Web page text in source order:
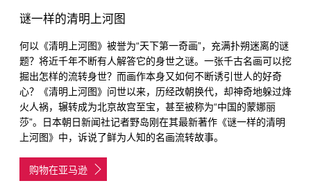
谜一样的清明上河图
何以《清明上河图》被誉为“天下第一奇画”，充满扑朔迷离的谜
题？将近千年不断有人解答它的身世之谜。一张千古名画可以挖
掘出怎样的流转身世？而画作本身又如何不断诱引世人的好奇
心？《清明上河图》问世以来，历经改朝换代，却神奇地躲过烽
火人祸，辗转成为北京故宫至宝，甚至被称为“中国的蒙娜丽
莎”。日本朝日新闻社记者野岛刚在其最新著作《谜一样的清明
上河图》中，诉说了鲜为人知的名画流转故事。
购物在亚马逊